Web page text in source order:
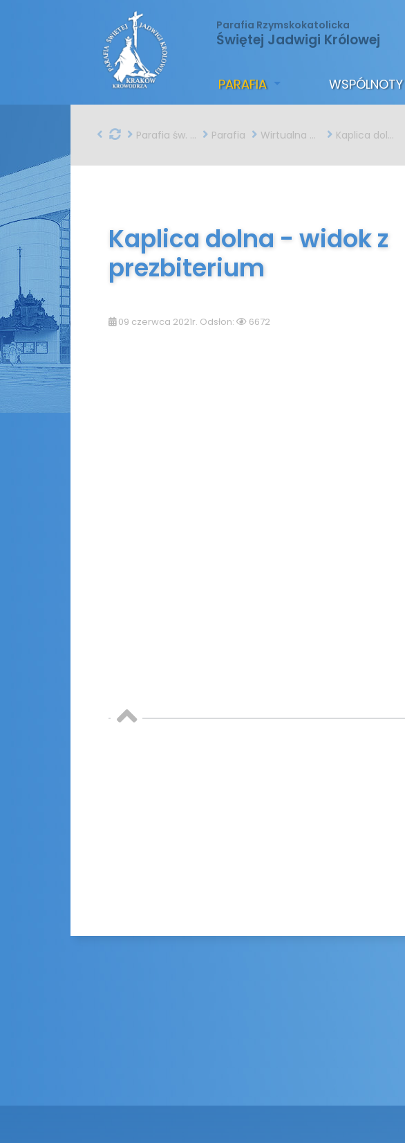
Parafia Rzymskokatolicka
Świętej Jadwigi Królowej
PARAFIA WSPÓLNOTY
Parafia św. Jadwigi w Krakowie Parafia Wirtualna podróż Kaplica dolna - widok z prezbiterium
Kaplica dolna - widok z
prezbiterium
09 czerwca 2021r. Odsłon: 6672